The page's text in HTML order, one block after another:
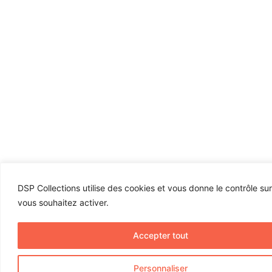
DSP Collections utilise des cookies et vous donne le contrôle
vous souhaitez activer.
Personnaliser
Accepter tout